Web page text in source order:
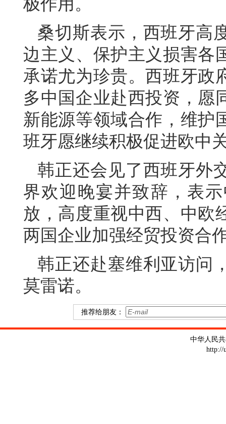
极作用。
桑切斯表示，西班牙高
边主义、保护主义损害各
承诺尤为珍贵。西班牙政
多中国企业赴西投资，愿
新能源等领域合作，维护
班牙愿继续积极促进欧中
韩正还会见了西班牙外
界欢迎晚宴并致辞，表
放，高度重视中西、中欧
两国企业加强经贸投资合
韩正还赴塞维利亚访问
莫雷诺。
推荐给朋友：
中华人民
http://